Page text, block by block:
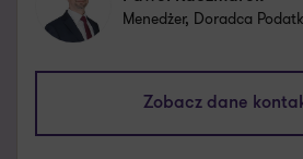
Menedżer, Doradca
Zobacz dane